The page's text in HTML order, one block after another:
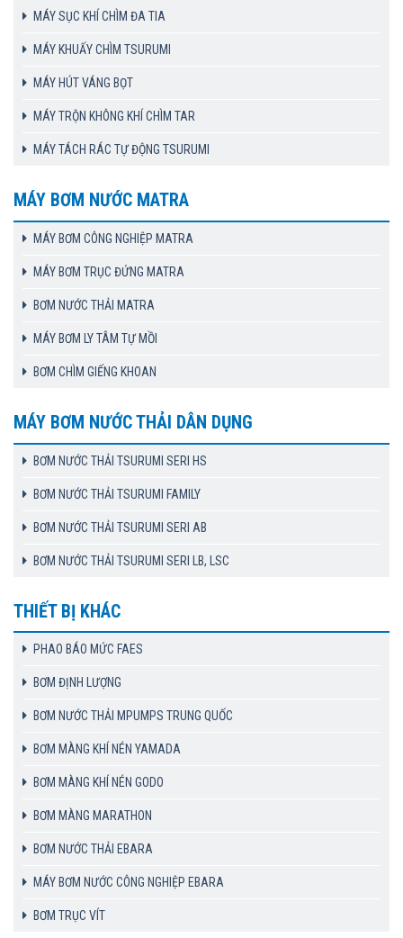
MÁY SỤC KHÍ CHÌM ĐA TIA
MÁY KHUẤY CHÌM TSURUMI
MÁY HÚT VÁNG BỌT
MÁY TRỘN KHÔNG KHÍ CHÌM TAR
MÁY TÁCH RÁC TỰ ĐỘNG TSURUMI
MÁY BƠM NƯỚC MATRA
MÁY BƠM CÔNG NGHIỆP MATRA
MÁY BƠM TRỤC ĐỨNG MATRA
BƠM NƯỚC THẢI MATRA
MÁY BƠM LY TÂM TỰ MỒI
BƠM CHÌM GIẾNG KHOAN
MÁY BƠM NƯỚC THẢI DÂN DỤNG
BƠM NƯỚC THẢI TSURUMI SERI HS
BƠM NƯỚC THẢI TSURUMI FAMILY
BƠM NƯỚC THẢI TSURUMI SERI AB
BƠM NƯỚC THẢI TSURUMI SERI LB, LSC
THIẾT BỊ KHÁC
PHAO BÁO MỨC FAES
BƠM ĐỊNH LƯỢNG
BƠM NƯỚC THẢI MPUMPS TRUNG QUỐC
BƠM MÀNG KHÍ NÉN YAMADA
BƠM MÀNG KHÍ NÉN GODO
BƠM MÀNG MARATHON
BƠM NƯỚC THẢI EBARA
MÁY BƠM NƯỚC CÔNG NGHIỆP EBARA
BƠM TRỤC VÍT